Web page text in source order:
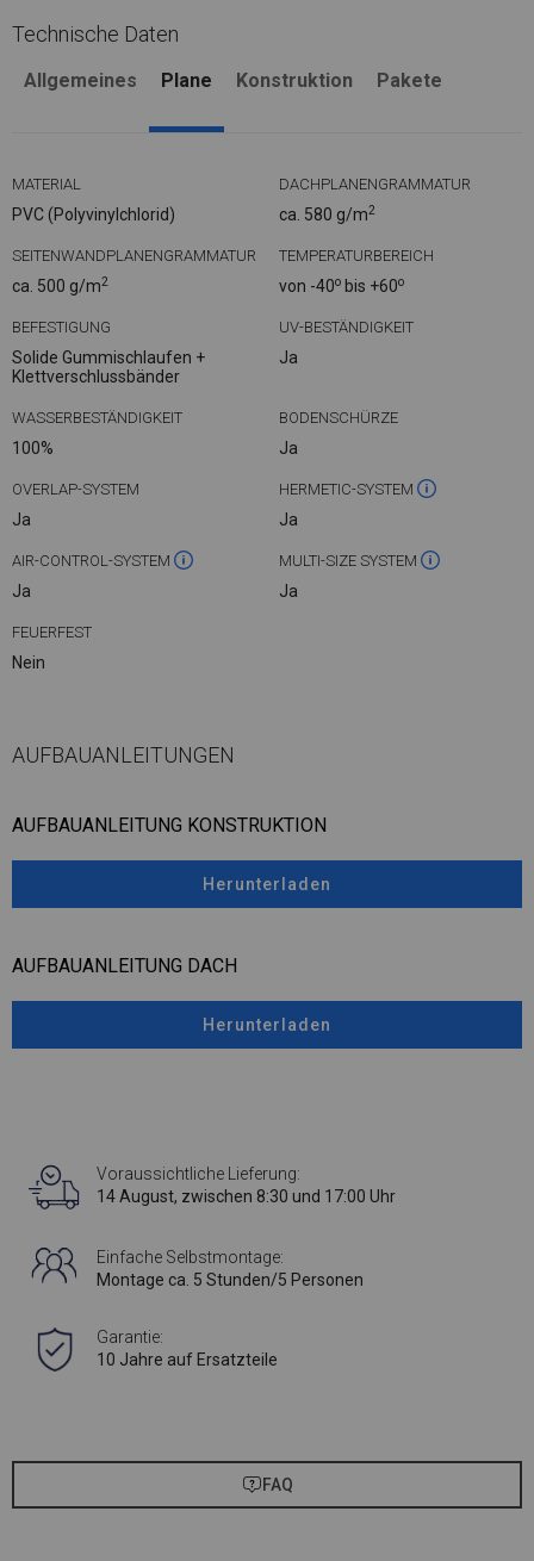
Technische Daten
Allgemeines Plane Konstruktion Pakete
MATERIAL
PVC (Polyvinylchlorid)
DACHPLANENGRAMMATUR
ca. 580 g/m2
SEITENWANDPLANENGRAMMATUR
ca. 500 g/m2
TEMPERATURBEREICH
von -40o bis +60o
BEFESTIGUNG
Solide Gummischlaufen +
Klettverschlussbänder
UV-BESTÄNDIGKEIT
Ja
WASSERBESTÄNDIGKEIT
100%
BODENSCHÜRZE
Ja
OVERLAP-SYSTEM
Ja
HERMETIC-SYSTEM
Ja
AIR-CONTROL-SYSTEM
Ja
MULTI-SIZE SYSTEM
Ja
FEUERFEST
Nein
AUFBAUANLEITUNGEN
AUFBAUANLEITUNG KONSTRUKTION
Herunterladen
AUFBAUANLEITUNG DACH
Herunterladen
Voraussichtliche Lieferung:
14 August, zwischen 8:30 und 17:00 Uhr
Einfache Selbstmontage:
Montage ca. 5 Stunden/5 Personen
Garantie:
10 Jahre auf Ersatzteile
FAQ